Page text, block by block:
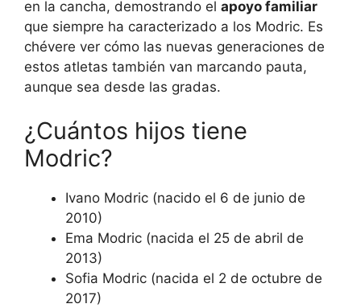
en la cancha, demostrando el apoyo familiar
que siempre ha caracterizado a los Modric. Es
chévere ver cómo las nuevas generaciones de
estos atletas también van marcando pauta,
aunque sea desde las gradas.
¿Cuántos hijos tiene
Modric?
Ivano Modric (nacido el 6 de junio de
2010)
Ema Modric (nacida el 25 de abril de
2013)
Sofia Modric (nacida el 2 de octubre de
2017)